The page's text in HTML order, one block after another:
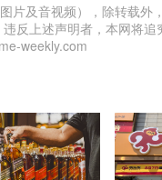
片及音视频），除转载外
反上述声明者，本网将
weekly.com